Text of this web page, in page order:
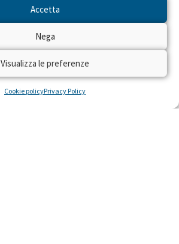
Accetta
Nega
Visualizza le preferenze
Cookie policyPrivacy Policy